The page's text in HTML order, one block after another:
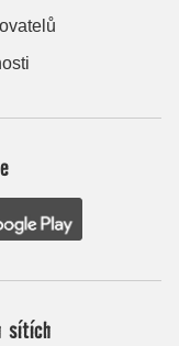
sítích